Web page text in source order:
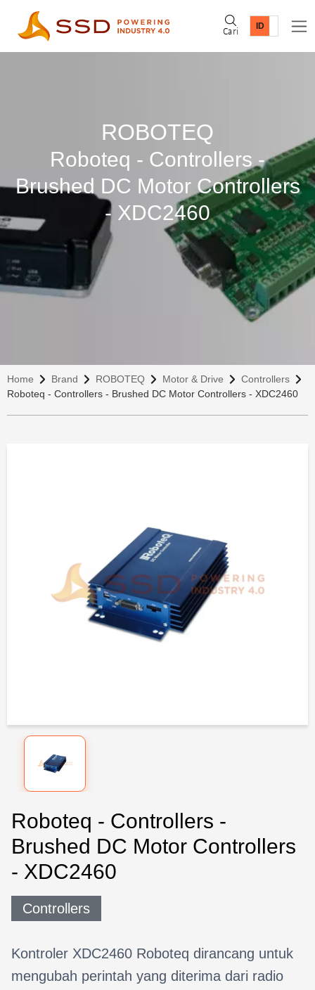
Cari
ROBOTEQ
Roboteq - Controllers -
Brushed DC Motor Controllers
- XDC2460
Home Brand ROBOTEQ Motor & Drive
Controllers
Roboteq - Controllers - Brushed DC Motor Controllers - XDC2460
Roboteq - Controllers -
Brushed DC Motor Controllers
- XDC2460
Controllers
Kontroler XDC2460 Roboteq dirancang untuk
mengubah perintah yang diterima dari radio